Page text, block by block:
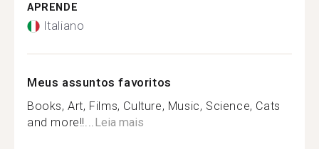
APRENDE
Italiano
Meus assuntos favoritos
Books, Art, Films, Culture, Music, Science, Cats
and more!!...Leia mais